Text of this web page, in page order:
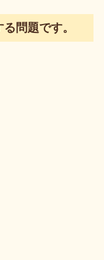
問題です。